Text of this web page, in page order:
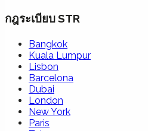
กฎระเบียบ STR
Bangkok
Kuala Lumpur
Lisbon
Barcelona
Dubai
London
New York
Paris